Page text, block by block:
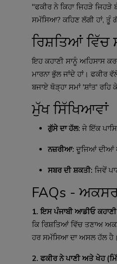
"ਫਕੀਰ ਨੇ ਕਿਹਾ ਜਿਹੜੇ
ਸਮੱਸਿਆ? ਕਹਿਣ ਲੱਗੀ ਹਾਂ, ਤੂੰ
ਰਿਸ਼ਤਿਆਂ
ਇਹ ਕਹਾਣੀ ਸਾਨੂੰ ਅਹਿਸਾਸ
ਮਾਰਨਾ ਭੁੱਲ ਜਾਂਦੇ ਹਾਂ। ਫਕੀਰ
ਬਜਾਏ ਥੋੜ੍ਹਾ ਸਮਾਂ 'ਸ਼ਾਂਤ' ਰਹਿ
ਮੁੱਖ ਸਿੱਖਿਆਵਾਂ
ਗੁੱਸੇ ਦਾ ਹੱਲ: ਜੇ ਇੱਕ
ਨਜ਼ਰੀਆ: ਦੂਜਿਆਂ ਦੀਆਂ
ਸਬਰ ਦੀ ਸ਼ਕਤੀ: ਜਿਵੇਂ
FAQs -
1. ਇਸ ਪੰਜਾਬੀ ਆਡੀਓ
ਕਿ ਰਿਸ਼ਤਿਆਂ ਵਿੱਚ ਤਣਾਅ
ਹਰ ਸਮੱਸਿਆ ਦਾ ਅਸਲ ਹੱਲ ਹੈ।
2. ਫਕੀਰ ਨੇ ਪਾਣੀ ਅਤੇ ਖੇਹ